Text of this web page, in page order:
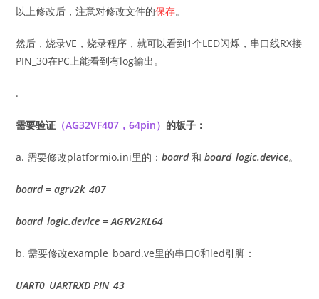
以上修改后，注意对修改文件的保存。
然后，烧录VE，烧录程序，就可以看到1个LED闪烁，串口线RX接
PIN_30在PC上能看到有log输出。
.
需要验证 （AG32VF407，64pin） 的板子：
a. 需要修改platformio.ini里的：board和board_logic.device。
board = agrv2k_407
board_logic.device = AGRV2KL64
b. 需要修改example_board.ve里的串口0和led引脚：
UART0_UARTRXD PIN_43